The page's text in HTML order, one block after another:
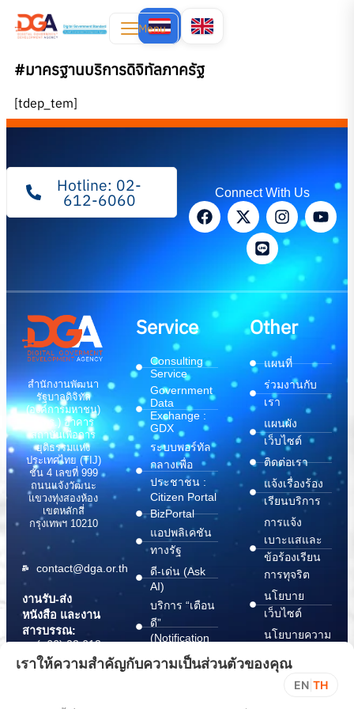
Menu
#มาครฐานบริการดิจิทัลภาครัฐ
[tdep_tem]
Hotline: 02-
612-6060 Connect With Us
สำนักงานพัฒนา
รัฐบาลดิจิทัล
(องค์การมหาชน)
(สพร.) อาคาร
สถาบันเพื่อการ
ยุติธรรมแห่ง
ประเทศไทย (TIJ)
ชั้น 4 เลขที่ 999
ถนนแจ้งวัฒนะ
แขวงทุ่งสองห้อง
เขตหลักสี่
กรุงเทพฯ 10210
contact@dga.or.th
งานรับ-ส่ง
หนังสือ และงาน
สารบรรณ:
(+66) 02 612
6000
saraban@dga.or.th
Service
Consulting
Service
Government
Data
Exchange :
GDX
ระบบพอร์ทัล
กลางเพื่อ
ประชาชน :
Citizen Portal
BizPortal
แอปพลิเคชัน
ทางรัฐ
ดี-เด่น (Ask
AI)
บริการ “เตือน
ดี”
(Notification
บริการ
Other
แผนที่
ร่วมงานกับ
เรา
แผนผัง
เว็บไซต์
ติดต่อเรา
แจ้งเรื่องร้อง
เรียนบริการ
การแจ้ง
เบาะแสและ
ข้อร้องเรียน
การทุจริต
นโยบาย
เว็บไซต์
นโยบายความ
ปลอดภัย
สารสนเทศ
เราให้ความสำคัญกับความเป็นส่วนตัวของคุณ
EN TH